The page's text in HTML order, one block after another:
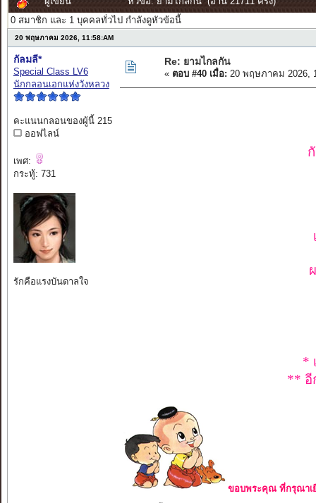
0 สมาชิก และ 1 บุคคลทั่วไป กำลังดูหัวข้อนี้
20 พฤษภาคม 2026, 11:58:AM
กัลมลี*
Special Class LV6
นักกลอนเอกแห่งวังหลวง
คะแนนกลอนของผู้นี้ 215
ออฟไลน์
เพศ:
กระทู้: 731
รักคือแรงบันดาลใจ
Re: ยามไกลกัน
« ตอบ #40 เมื่อ: 20 พฤษภาคม 2026,
*
** อี
ขอบพระคุณ ที่กรุณาเ